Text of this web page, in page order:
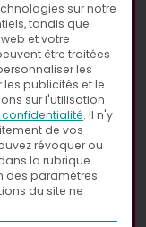
sur notre
tandis que
et votre
être traitées
les
publicités et le
sur l'utilisation
. Il n'y
de vos
révoquer ou
la rubrique
des paramètres
du site ne